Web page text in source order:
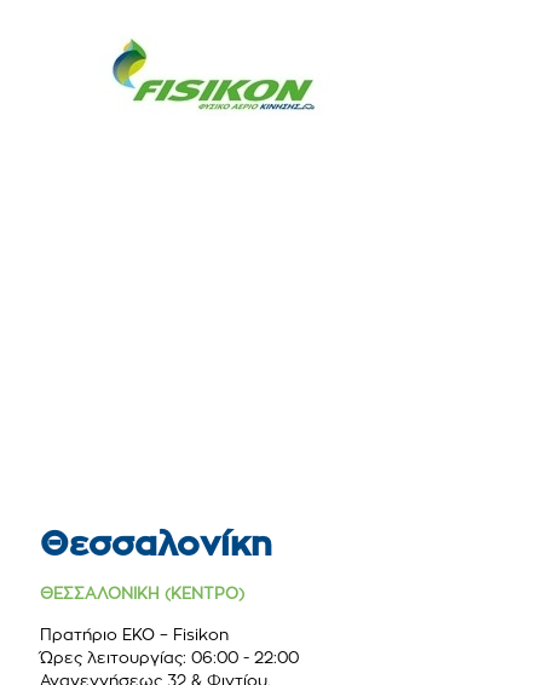
Θεσσαλονίκη
ΘΕΣΣΑΛΟΝΙΚΗ (ΚΕΝΤΡΟ)
Πρατήριο ΕΚΟ – Fisikon
Ώρες λειτουργίας: 06:00 - 22:00